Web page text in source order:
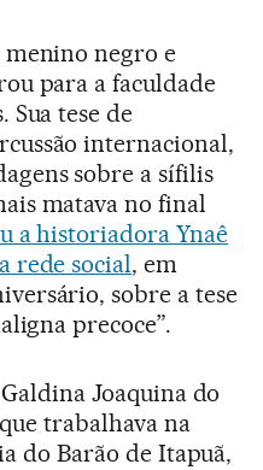
negro e
para a faculdade
Sua tese de
internacional,
sobre a sífilis
matava no final
a historiadora Ynaê
rede social, em
sobre a tese
precoce”.
Joaquina do
trabalhava na
do Barão de Itapuã,